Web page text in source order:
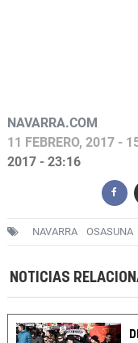
NAVARRA.COM
11 FEBRERO, 2017 -
2017 - 23:16
NAVARRA OSASUNA
NOTICIAS